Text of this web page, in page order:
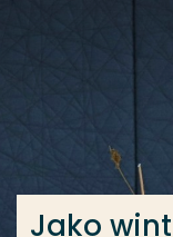
Jako
Veel gezocht
Opleiding